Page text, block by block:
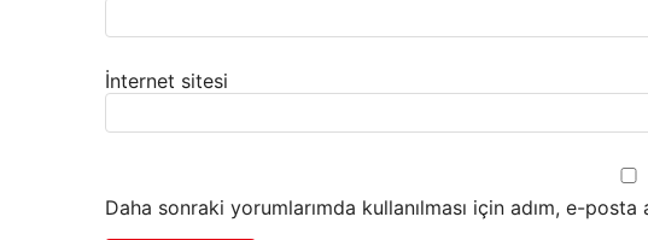
İnternet sitesi
Daha sonraki yorumlarımda kullanılması için adım, e-